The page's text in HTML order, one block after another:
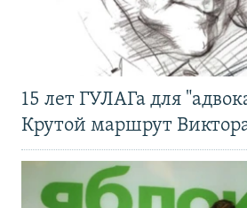
15 лет ГУЛАГа для
Крутой маршрут